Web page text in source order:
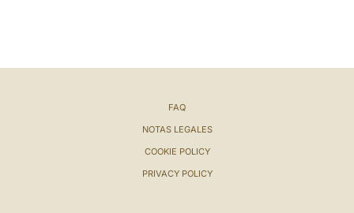
FAQ
NOTAS LEGALES
COOKIE POLICY
PRIVACY POLICY